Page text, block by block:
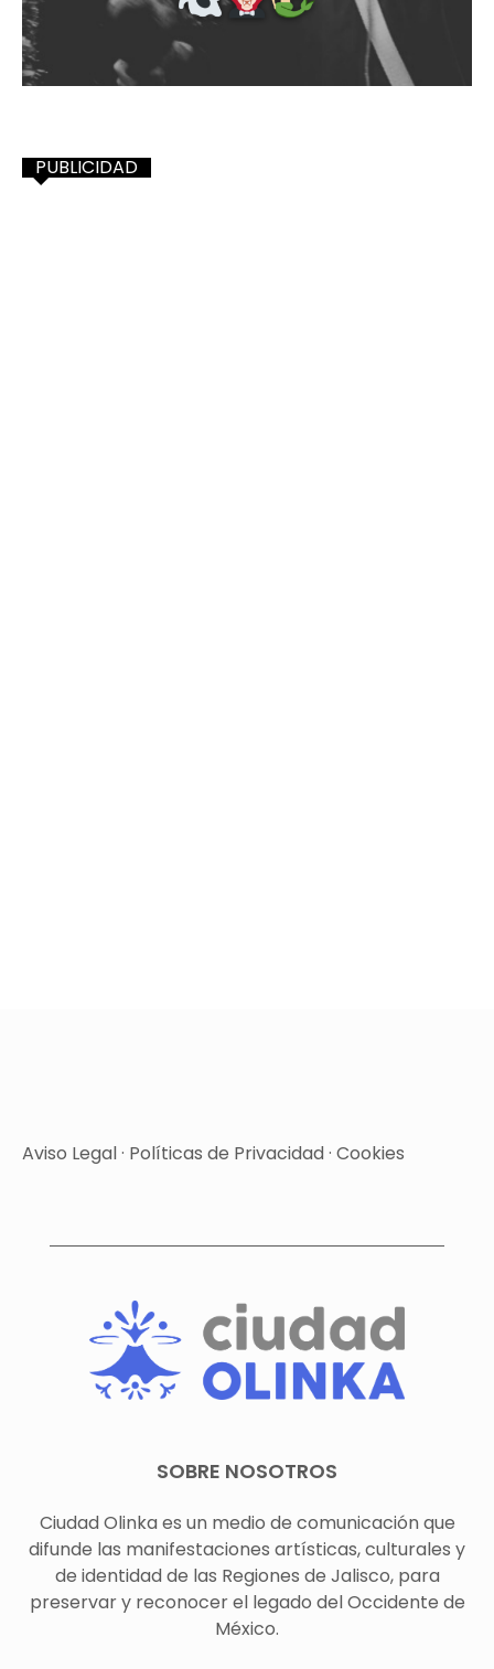
PUBLICIDAD
Aviso Legal· Políticas de Privacidad· Cookies
SOBRE NOSOTROS
Ciudad Olinka es un medio de comunicación que
difunde las manifestaciones artísticas, culturales y
de identidad de las Regiones de Jalisco, para
preservar y reconocer el legado del Occidente de
México.